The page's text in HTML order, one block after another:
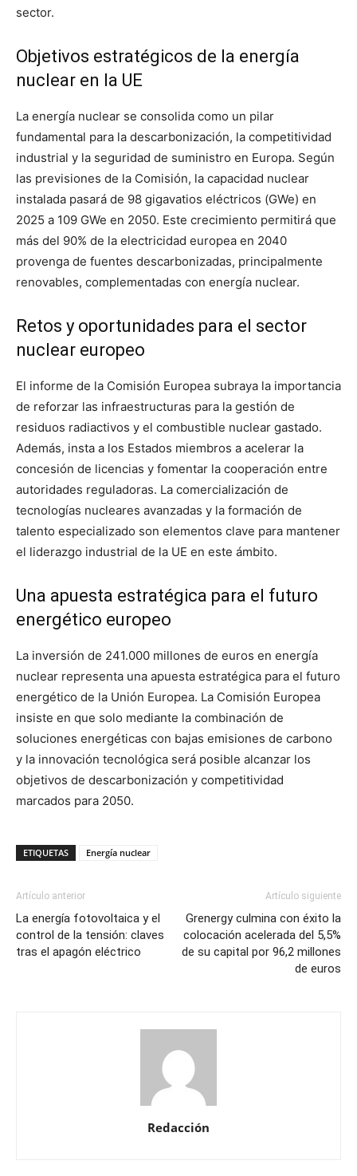
sector.
Objetivos estratégicos de la energía
nuclear en la UE
La energía nuclear se consolida como un pilar
fundamental para la descarbonización, la competitividad
industrial y la seguridad de suministro en Europa. Según
las previsiones de la Comisión, la capacidad nuclear
instalada pasará de 98 gigavatios eléctricos (GWe) en
2025 a 109 GWe en 2050. Este crecimiento permitirá que
más del 90% de la electricidad europea en 2040
provenga de fuentes descarbonizadas, principalmente
renovables, complementadas con energía nuclear.
Retos y oportunidades para el sector
nuclear europeo
El informe de la Comisión Europea subraya la importancia
de reforzar las infraestructuras para la gestión de
residuos radiactivos y el combustible nuclear gastado.
Además, insta a los Estados miembros a acelerar la
concesión de licencias y fomentar la cooperación entre
autoridades reguladoras. La comercialización de
tecnologías nucleares avanzadas y la formación de
talento especializado son elementos clave para mantener
el liderazgo industrial de la UE en este ámbito.
Una apuesta estratégica para el futuro
energético europeo
La inversión de 241.000 millones de euros en energía
nuclear representa una apuesta estratégica para el futuro
energético de la Unión Europea. La Comisión Europea
insiste en que solo mediante la combinación de
soluciones energéticas con bajas emisiones de carbono
y la innovación tecnológica será posible alcanzar los
objetivos de descarbonización y competitividad
marcados para 2050.
ETIQUETAS Energía nuclear
Artículo anterior
La energía fotovoltaica y el
control de la tensión: claves
tras el apagón eléctrico
Artículo siguiente
Grenergy culmina con éxito la
colocación acelerada del 5,5%
de su capital por 96,2 millones
de euros
Redacción